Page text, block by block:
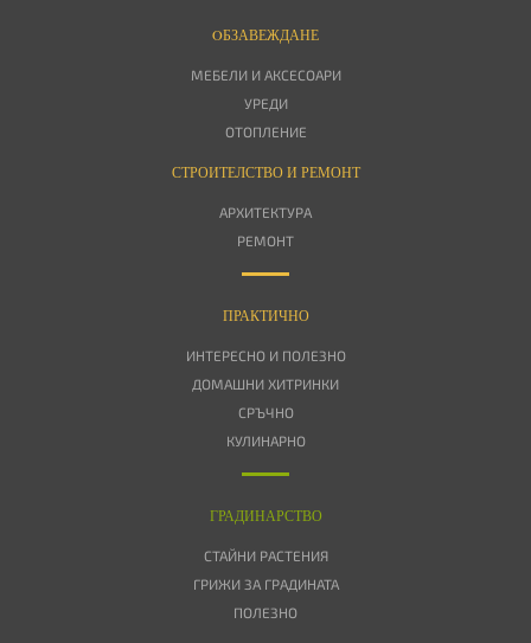
OБЗАВЕЖДАНЕ
МЕБЕЛИ И АКСЕСОАРИ
УРЕДИ
ОТОПЛЕНИЕ
СТРОИТЕЛСТВО И РЕМОНТ
АРХИТЕКТУРА
РЕМОНТ
ПРАКТИЧНО
ИНТЕРЕСНО И ПОЛЕЗНО
ДОМАШНИ ХИТРИНКИ
СРЪЧНО
КУЛИНАРНО
ГРАДИНАРСТВО
СТАЙНИ РАСТЕНИЯ
ГРИЖИ ЗА ГРАДИНАТА
ПОЛЕЗНО